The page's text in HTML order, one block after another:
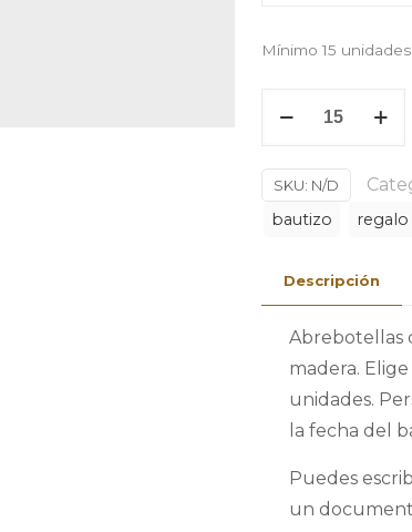
Mínimo 15 unidades.
imán
regalo
invitados
bautizo
madera
cantidad
SKU: N/D
bautizo
Descripción
Abrebotellas
madera.
unidades.
la fecha del
Puedes
un